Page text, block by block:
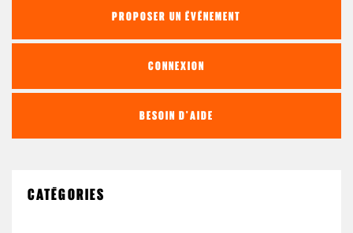
PROPOSER UN ÉVÉNEMENT
CONNEXION
BESOIN D'AIDE
CATÉGORIES